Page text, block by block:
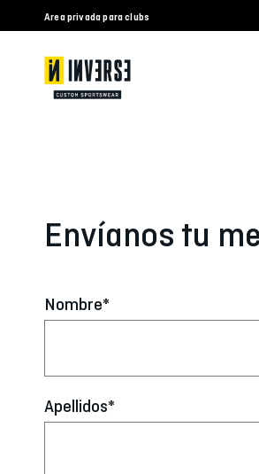
Area privada para clubs
Envíanos tu
Nombre*
Apellidos*